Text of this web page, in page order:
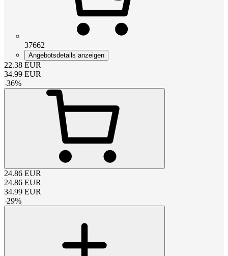
37662
Angebotsdetails anzeigen
22.38 EUR
34.99 EUR
-36%
24.86 EUR
24.86 EUR
34.99 EUR
-29%